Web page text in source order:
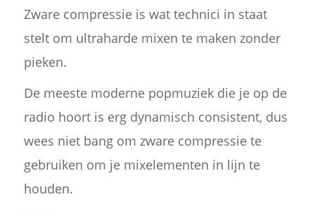
Zware compressie is wat technici in staat
stelt om ultraharde mixen te maken zonder
pieken.
De meeste moderne popmuziek die je op de
radio hoort is erg dynamisch consistent, dus
wees niet bang om zware compressie te
gebruiken om je mixelementen in lijn te
houden.